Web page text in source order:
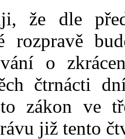
že dle
rozpravě
o
čtrnácti
zákon ve
již tento